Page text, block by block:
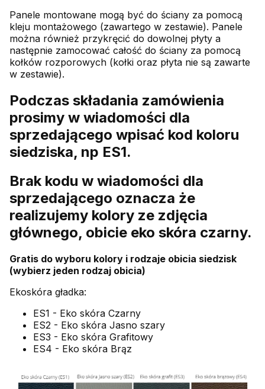
Panele montowane mogą być do ściany za pomocą
kleju montażowego (zawartego w zestawie). Panele
można również przykręcić do dowolnej płyty a
następnie zamocować całość do ściany za pomocą
kołków rozporowych (kołki oraz płyta nie są zawarte
w zestawie).
Podczas składania zamówienia
prosimy w wiadomości dla
sprzedającego wpisać kod koloru
siedziska, np ES1.
Brak kodu w wiadomości dla
sprzedającego oznacza że
realizujemy kolory ze zdjęcia
głównego, obicie eko skóra czarny.
Gratis do wyboru kolory i rodzaje obicia siedzisk
(wybierz jeden rodzaj obicia)
Ekoskóra gładka:
ES1 - Eko skóra Czarny
ES2 - Eko skóra Jasno szary
ES3 - Eko skóra Grafitowy
ES4 - Eko skóra Brąz